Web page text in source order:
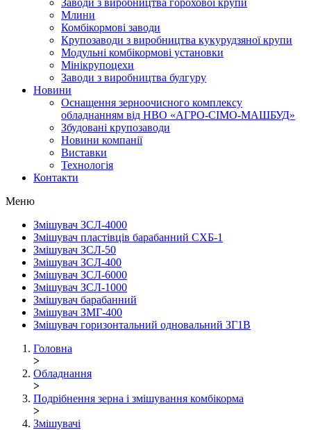
Млини
Комбікормові заводи
Крупозаводи з виробництва кукурудзяної крупи
Модульні комбікормові установки
Мінікрупоцехи
Заводи з виробництва булгуру
Новини
Оснащення зерноочисного комплексу
обладнанням від НВО «АГРО-СІМО-МАШБУД»
Збудовані крупозаводи
Новини компанії
Виставки
Технологія
Контакти
Меню
Змішувач ЗСЛ-4000
Змішувач пластівців барабанний СХБ-1
Змішувач ЗСЛ-50
Змішувач ЗСЛ-400
Змішувач ЗСЛ-6000
Змішувач ЗСЛ-1000
Змішувач барабанний
Змішувач ЗМГ-400
Змішувач горизонтальний одновальний ЗГ1В
Головна
>
Обладнання
>
Подрібнення зерна і змішування комбікорма
>
Змішувачі